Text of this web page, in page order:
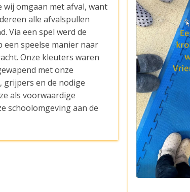
wij omgaan met afval, want
alle afvalspullen
Via een spel werd de
speelse manier naar
Onze kleuters waren
met onze
en de nodige
als voorwaardige
schoolomgeving aan de